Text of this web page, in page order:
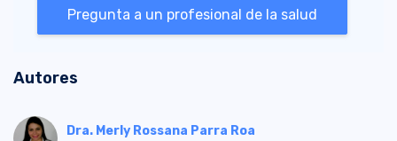
Pregunta a un profesional de la salud
Autores
Dra. Merly Rossana Parra Roa